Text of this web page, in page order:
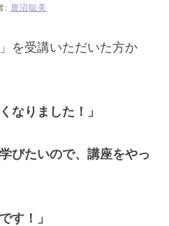
: 鹿沼聡美
を受講いただいた方か
なりました！」
びたいので、講座をやっ
す！」